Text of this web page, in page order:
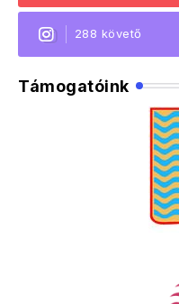
288 követő
Támogatóink